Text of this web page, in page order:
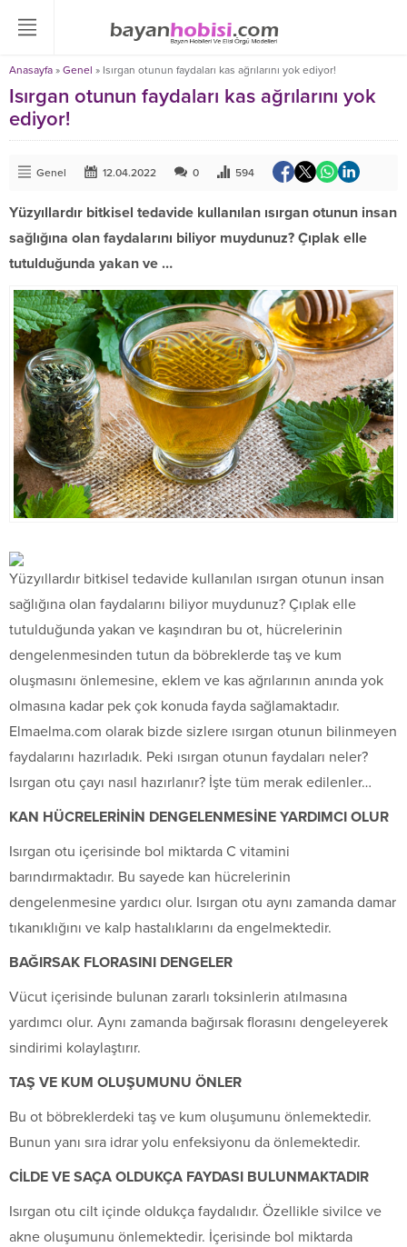
Anasayfa » Genel » Isırgan otunun faydaları kas ağrılarını yok ediyor!
Isırgan otunun faydaları kas ağrılarını yok
ediyor!
Genel 12.04.2022 0 594
Yüzyıllardır bitkisel tedavide kullanılan ısırgan otunun insan
sağlığına olan faydalarını biliyor muydunuz? Çıplak elle
tutulduğunda yakan ve …
Yüzyıllardır bitkisel tedavide kullanılan ısırgan otunun insan
sağlığına olan faydalarını biliyor muydunuz? Çıplak elle
tutulduğunda yakan ve kaşındıran bu ot, hücrelerinin
dengelenmesinden tutun da böbreklerde taş ve kum
oluşmasını önlemesine, eklem ve kas ağrılarının anında yok
olmasına kadar pek çok konuda fayda sağlamaktadır.
Elmaelma.com olarak bizde sizlere ısırgan otunun bilinmeyen
faydalarını hazırladık. Peki ısırgan otunun faydaları neler?
Isırgan otu çayı nasıl hazırlanır? İşte tüm merak edilenler…
KAN HÜCRELERİNİN DENGELENMESİNE YARDIMCI OLUR
Isırgan otu içerisinde bol miktarda C vitamini
barındırmaktadır. Bu sayede kan hücrelerinin
dengelenmesine yardıcı olur. Isırgan otu aynı zamanda damar
tıkanıklığını ve kalp hastalıklarını da engelmektedir.
BAĞIRSAK FLORASINI DENGELER
Vücut içerisinde bulunan zararlı toksinlerin atılmasına
yardımcı olur. Aynı zamanda bağırsak florasını dengeleyerek
sindirimi kolaylaştırır.
TAŞ VE KUM OLUŞUMUNU ÖNLER
Bu ot böbreklerdeki taş ve kum oluşumunu önlemektedir.
Bunun yanı sıra idrar yolu enfeksiyonu da önlemektedir.
CİLDE VE SAÇA OLDUKÇA FAYDASI BULUNMAKTADIR
Isırgan otu cilt içinde oldukça faydalıdır. Özellikle sivilce ve
akne oluşumunu önlemektedir. İçerisinde bol miktarda